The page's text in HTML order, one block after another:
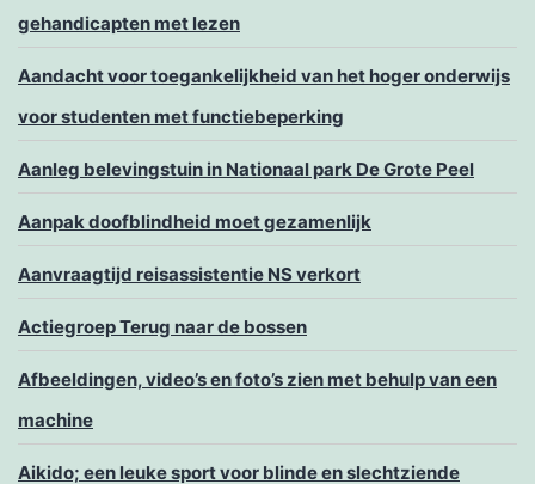
gehandicapten met lezen
Aandacht voor toegankelijkheid van het hoger onderwijs
voor studenten met functiebeperking
Aanleg belevingstuin in Nationaal park De Grote Peel
Aanpak doofblindheid moet gezamenlijk
Aanvraagtijd reisassistentie NS verkort
Actiegroep Terug naar de bossen
Afbeeldingen, video’s en foto’s zien met behulp van een
machine
Aikido; een leuke sport voor blinde en slechtziende